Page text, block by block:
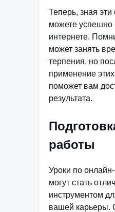
Теперь, зная
можете успешно
интернете.
может занять
терпения, но
применение
поможет вам
результата.
работы
Уроки по
могут стать
инструментом
вашей карьеры.